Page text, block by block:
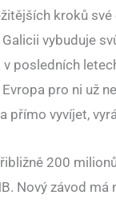
kroků
vybuduje
v posledních
pro ni už
přímo vyvíjet,
200
Nový závod